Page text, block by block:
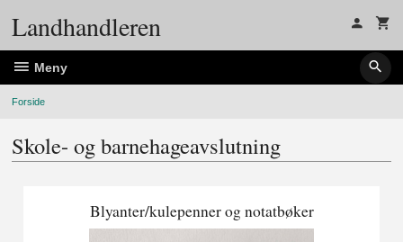
Landhandleren
Meny
Forside
Skole- og barnehageavslutning
Blyanter/kulepenner og notatbøker